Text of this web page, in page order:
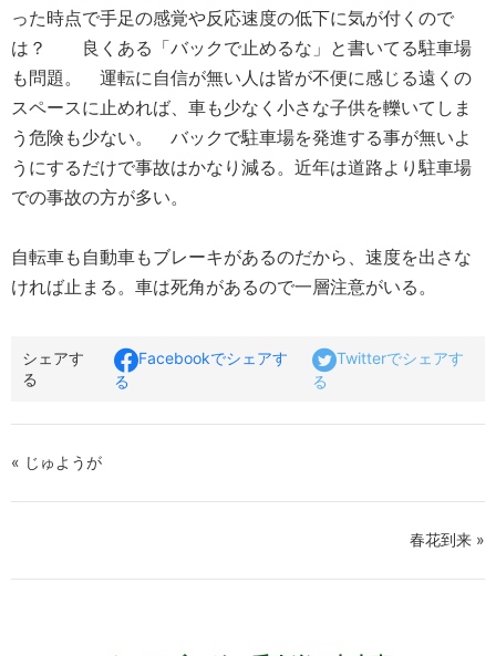
った時点で手足の感覚や反応速度の低下に気が付くので
は？ 良くある「バックで止めるな」と書いてる駐車場
も問題。 運転に自信が無い人は皆が不便に感じる遠くの
スペースに止めれば、車も少なく小さな子供を轢いてしま
う危険も少ない。 バックで駐車場を発進する事が無いよ
うにするだけで事故はかなり減る。近年は道路より駐車場
での事故の方が多い。
自転車も自動車もブレーキがあるのだから、速度を出さな
ければ止まる。車は死角があるので一層注意がいる。
シェアす
る
Facebookでシェアす
る
Twitterでシェアす
る
« じゅようが
春花到来 »